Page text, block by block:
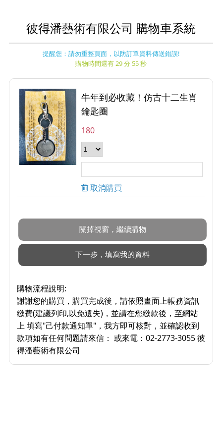
彼得潘藝術有限公司 購物車系統
提醒您：請勿重整頁面，以防訂單資料傳送錯誤!
購物時間還有 29 分 55 秒
牛年到必收藏！仿古十二生肖
鑰匙圈
180
取消購買
購物流程說明:
謝謝您的購買，購買完成後，請依照畫面上帳務資訊
繳費(建議列印,以免遺失)，並請在您繳款後，至網站
上 填寫"己付款通知單"，我方即可核對，並確認收到
款項如有任何問題請來信： 或來電：02-2773-3055 彼
得潘藝術有限公司